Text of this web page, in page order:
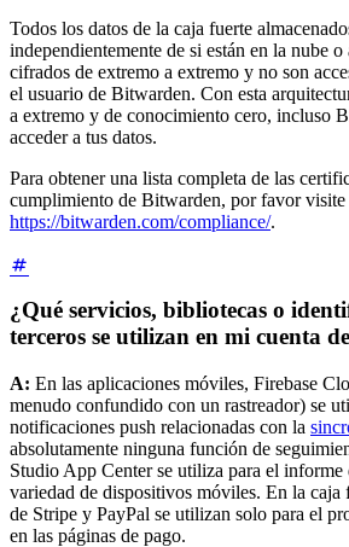
Todos los datos de la caja fuerte
independientemente de si están en la nube o
cifrados de extremo a extremo y no son
el usuario de Bitwarden. Con esta
a extremo y de conocimiento cero, incluso
acceder a tus datos.
Para obtener una lista completa de las
cumplimiento de Bitwarden, por favor visite
https://bitwarden.com/compliance/.
¿Qué servicios, bibliotecas o
terceros se utilizan en mi cuenta
A: En las aplicaciones móviles, Firebase
menudo confundido con un rastreador) se
notificaciones push relacionadas con la
absolutamente ninguna función de
Studio App Center se utiliza para el informe
variedad de dispositivos móviles. En la caja
de Stripe y PayPal se utilizan solo para el
en las páginas de pago.